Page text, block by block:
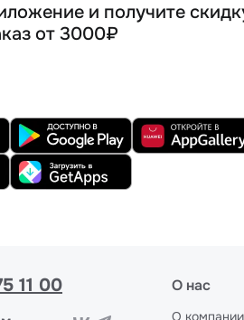
и получите
от 3000₽
11 00 О нас
О компании